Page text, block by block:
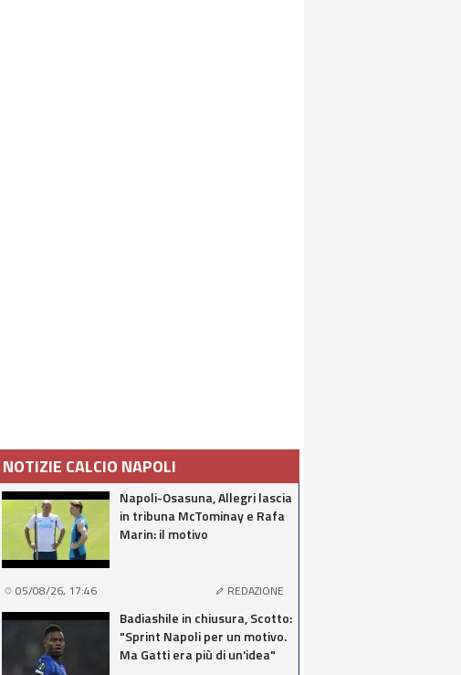
NOTIZIE CALCIO NAPOLI
Napoli-Osasuna, Allegri lascia
in tribuna McTominay e Rafa
Marin: il motivo
05/08/26, 17:46 REDAZIONE
Badiashile in chiusura, Scotto:
"Sprint Napoli per un motivo.
Ma Gatti era più di un'idea"